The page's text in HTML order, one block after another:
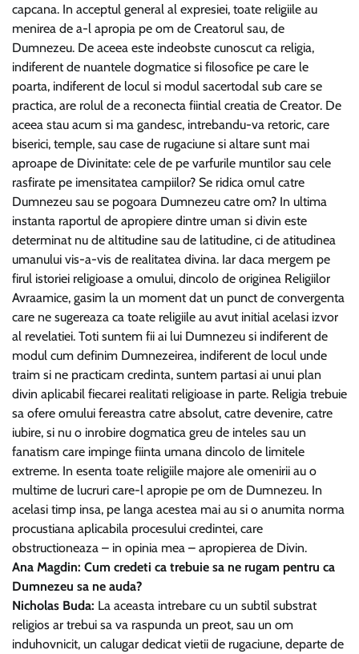
capcana. In acceptul general al expresiei, toate religiile au
menirea de a-l apropia pe om de Creatorul sau, de
Dumnezeu. De aceea este indeobste cunoscut ca religia,
indiferent de nuantele dogmatice si filosofice pe care le
poarta, indiferent de locul si modul sacertodal sub care se
practica, are rolul de a reconecta fiintial creatia de Creator. De
aceea stau acum si ma gandesc, intrebandu-va retoric, care
biserici, temple, sau case de rugaciune si altare sunt mai
aproape de Divinitate: cele de pe varfurile muntilor sau cele
rasfirate pe imensitatea campiilor? Se ridica omul catre
Dumnezeu sau se pogoara Dumnezeu catre om? In ultima
instanta raportul de apropiere dintre uman si divin este
determinat nu de altitudine sau de latitudine, ci de atitudinea
umanului vis-a-vis de realitatea divina. Iar daca mergem pe
firul istoriei religioase a omului, dincolo de originea Religiilor
Avraamice, gasim la un moment dat un punct de convergenta
care ne sugereaza ca toate religiile au avut initial acelasi izvor
al revelatiei. Toti suntem fii ai lui Dumnezeu si indiferent de
modul cum definim Dumnezeirea, indiferent de locul unde
traim si ne practicam credinta, suntem partasi ai unui plan
divin aplicabil fiecarei realitati religioase in parte. Religia trebuie
sa ofere omului fereastra catre absolut, catre devenire, catre
iubire, si nu o inrobire dogmatica greu de inteles sau un
fanatism care impinge fiinta umana dincolo de limitele
extreme. In esenta toate religiile majore ale omenirii au o
multime de lucruri care-l apropie pe om de Dumnezeu. In
acelasi timp insa, pe langa acestea mai au si o anumita norma
procustiana aplicabila procesului credintei, care
obstructioneaza – in opinia mea – apropierea de Divin.
Ana Magdin: Cum credeti ca trebuie sa ne rugam pentru ca
Dumnezeu sa ne auda?
Nicholas Buda: La aceasta intrebare cu un subtil substrat
religios ar trebui sa va raspunda un preot, sau un om
induhovnicit, un calugar dedicat vietii de rugaciune, departe de